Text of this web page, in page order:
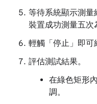
等待系統顯示測量
裝置成功測量五次
輕觸「停止」 即可
評估測試結果。
在綠色矩形
調。